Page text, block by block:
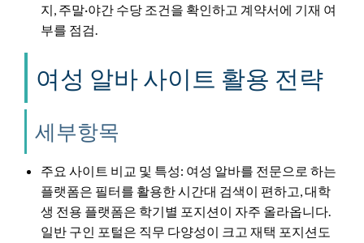
지, 주말·야간 수당 조건을 확인하고 계약서에 기재 여
부를 점검.
여성 알바 사이트 활용 전략
세부항목
주요 사이트 비교 및 특성: 여성 알바를 전문으로 하는
플랫폼은 필터를 활용한 시간대 검색이 편하고, 대학
생 전용 플랫폼은 학기별 포지션이 자주 올라옵니다.
일반 구인 포털은 직무 다양성이 크고 재택 포지션도